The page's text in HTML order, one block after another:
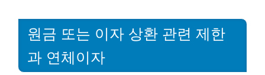
원금 또는 이자 상환 관련 제한
과 연체이자